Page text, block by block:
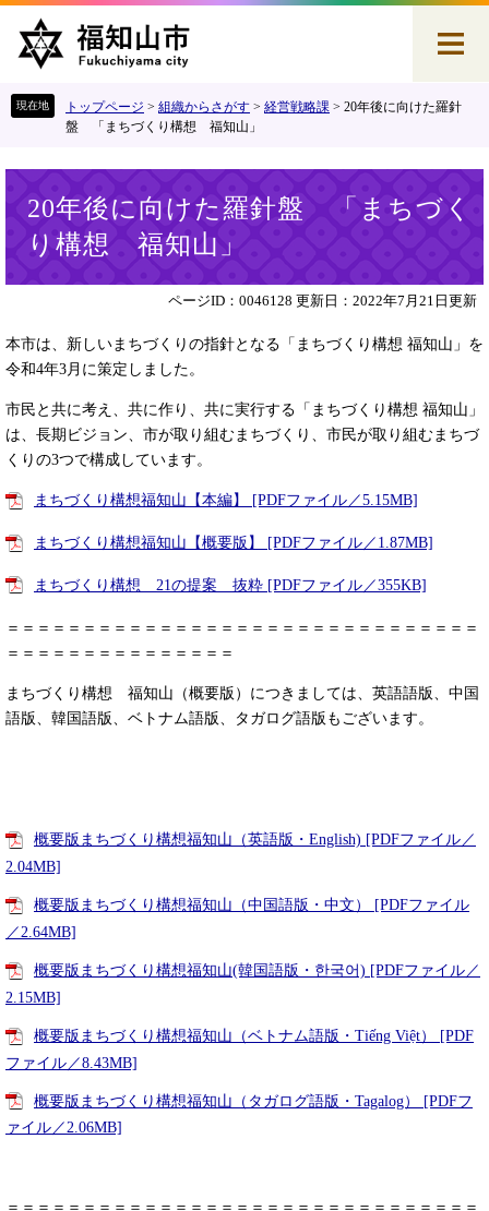
す
し
トップページ > 組織からさがす > 経営戦略課 > 20年後に向けた羅針
盤 「まちづくり構想 福知山」
20年後に向けた羅針盤 「まちづく
り構想 福知山」
ページID：0046128 更新日：2022年7月21日更新
本市は、新しいまちづくりの指針となる「まちづくり構想 福知山」を
令和4年3月に策定しました。
市民と共に考え、共に作り、共に実行する「まちづくり構想 福知山」
は、長期ビジョン、市が取り組むまちづくり、市民が取り組むまちづ
くりの3つで構成しています。
まちづくり構想福知山【本編】 [PDFファイル／5.15MB]
まちづくり構想福知山【概要版】 [PDFファイル／1.87MB]
まちづくり構想 21の提案 抜粋 [PDFファイル／355KB]
＝＝＝＝＝＝＝＝＝＝＝＝＝＝＝＝＝＝＝＝＝＝＝＝＝＝＝＝＝＝＝
＝＝＝＝＝＝＝＝＝＝＝＝＝＝＝
まちづくり構想 福知山（概要版）につきましては、英語語版、中国
語版、韓国語版、ベトナム語版、タガログ語版もございます。
概要版まちづくり構想福知山（英語版・English) [PDFファイル／
2.04MB]
概要版まちづくり構想福知山（中国語版・中文） [PDFファイル
／2.64MB]
概要版まちづくり構想福知山(韓国語版・한국어) [PDFファイル／
2.15MB]
概要版まちづくり構想福知山（ベトナム語版・Tiếng Việt） [PDF
ファイル／8.43MB]
概要版まちづくり構想福知山（タガログ語版・Tagalog） [PDFフ
ァイル／2.06MB]
＝＝＝＝＝＝＝＝＝＝＝＝＝＝＝＝＝＝＝＝＝＝＝＝＝＝＝＝＝＝＝